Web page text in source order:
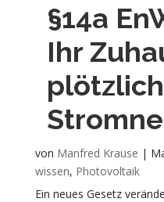
§14a
Ihr
von Manfred Krause |
wissen, Photovoltaik
Ein neues Gesetz